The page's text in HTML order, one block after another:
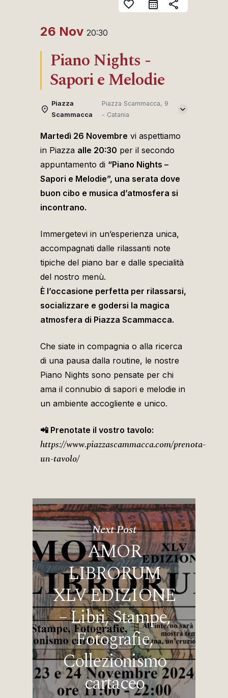
favorite_border share
26 Nov 20:30
Piano Nights -
Sapori e Melodie
Piazza
Scammacca
Piazza Scammacca, 9
- Catania
Martedì 26 Novembre vi aspettiamo
in Piazza alle 20:30 per il secondo
appuntamento di “Piano Nights –
Sapori e Melodie”, una serata dove
buon cibo e musica d’atmosfera si
incontrano.
Immergetevi in un’esperienza unica,
accompagnati dalle rilassanti note
tipiche del piano bar e dalle specialità
del nostro menù.
È l’occasione perfetta per rilassarsi,
socializzare e godersi la magica
atmosfera di Piazza Scammacca.
Che siate in compagnia o alla ricerca
di una pausa dalla routine, le nostre
Piano Nights sono pensate per chi
ama il connubio di sapori e melodie in
un ambiente accogliente e unico.
📲 Prenotate il vostro tavolo:
https://www.piazzascammacca.com/prenota-
un-tavolo/
Next Post
AMOR
LIBRORUM
XLV EDIZIONE
– Libri, Stampe,
Fotografie,
Collezionismo
cartaceo